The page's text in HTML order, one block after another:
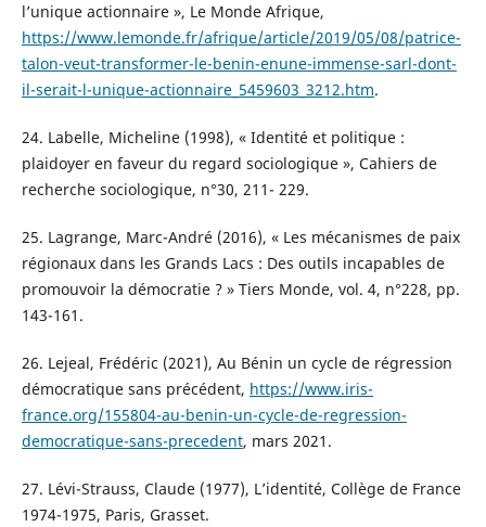
l’unique actionnaire », Le Monde Afrique,
https://www.lemonde.fr/afrique/article/2019/05/08/patrice-
talon-veut-transformer-le-benin-enune-immense-sarl-dont-
il-serait-l-unique-actionnaire_5459603_3212.htm.
24. Labelle, Micheline (1998), « Identité et politique :
plaidoyer en faveur du regard sociologique », Cahiers de
recherche sociologique, n°30, 211- 229.
25. Lagrange, Marc-André (2016), « Les mécanismes de paix
régionaux dans les Grands Lacs : Des outils incapables de
promouvoir la démocratie ? » Tiers Monde, vol. 4, n°228, pp.
143-161.
26. Lejeal, Frédéric (2021), Au Bénin un cycle de régression
démocratique sans précédent, https://www.iris-
france.org/155804-au-benin-un-cycle-de-regression-
democratique-sans-precedent, mars 2021.
27. Lévi-Strauss, Claude (1977), L’identité, Collège de France
1974-1975, Paris, Grasset.